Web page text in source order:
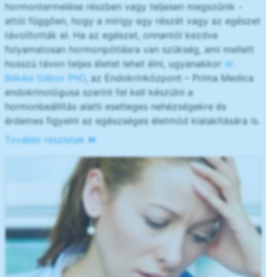
hormontermelése részben vagy teljesen megszűnik -
attól függően, hogy a mirigy egy részét vagy az egészet
távolították el. Ha az egészet, onnantól kezdve
folyamatosan hormonpótlásra van szükség, ami mellett
hosszú távon teljes életet lehet élni, ugyanakkor dr.
Békési Gábor PhD
, az Endokrinközpont – Prima Medica
endokrinológusa szerint fel kell készülni a
hormonbeállítás alatti esetleges nehézségekre és
érdemes figyelni az egészséges életmód kialakítására is.
További részletek